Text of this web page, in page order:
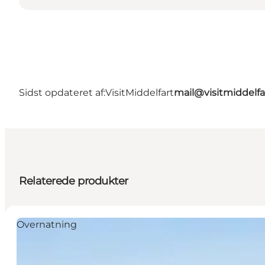
Sidst opdateret af:VisitMiddelfart
Relaterede produkter
Overnatning